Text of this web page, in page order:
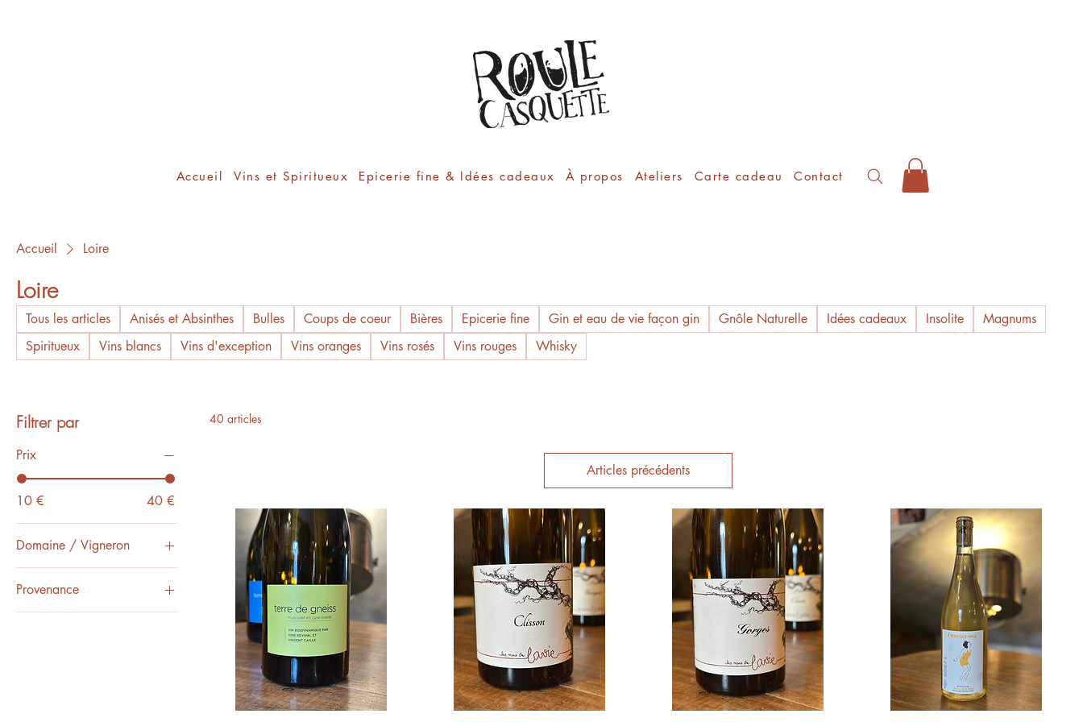
Accueil Vins et Spiritueux Epicerie fine & Idées cadeaux À propos Ateliers Carte cadeau Contact
Accueil Loire
Loire
Tous les articles Anisés et Absinthes Bulles Coups de coeur Bières Epicerie fine Gin et eau de vie façon gin Gnôle Naturelle Idées cadeaux Insolite
Magnums
Spiritueux
Vins blancs Vins d'exception Vins oranges Vins rosés Vins rouges Whisky
Filtrer par
Prix
10 € 40 €
Domaine / Vigneron
1006 - Pauline Lair
Chai de Thélème
Provenance
Loire
40 articles
Articles précédents